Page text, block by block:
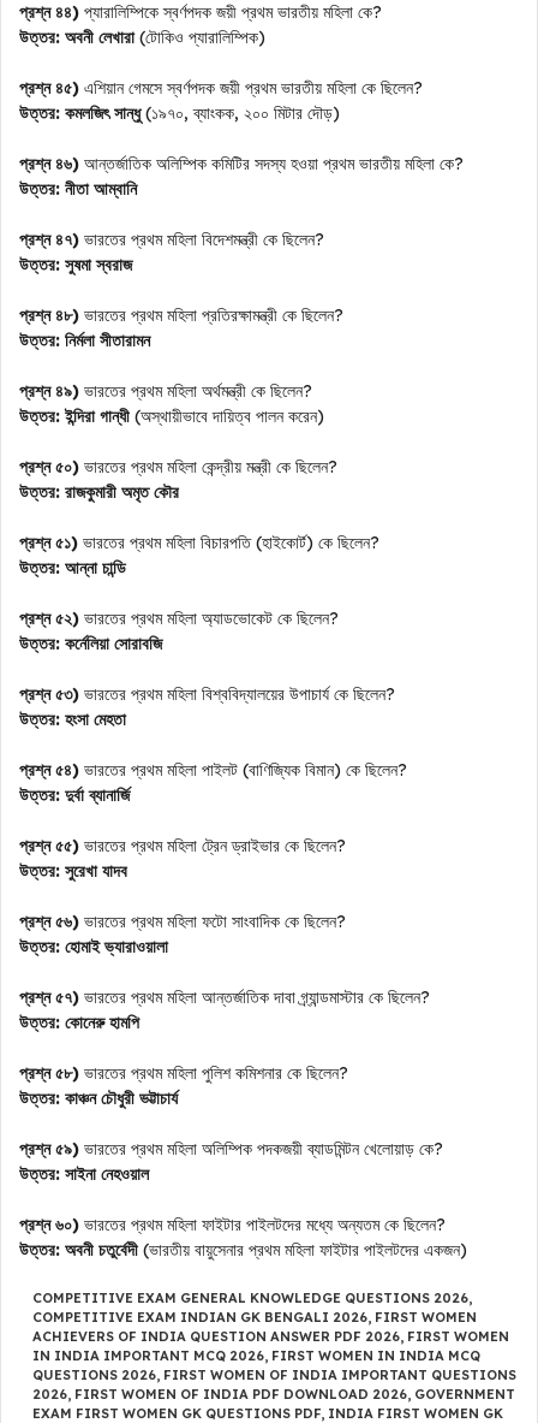
প্রশ্ন ৪৪) প্যারালিম্পিকে স্বর্ণপদক জয়ী প্রথম ভারতীয় মহিলা কে?
উত্তর: অবনী লেখারা(টোকিও প্যারালিম্পিক)
প্রশ্ন ৪৫) এশিয়ান গেমসে স্বর্ণপদক জয়ী প্রথম ভারতীয় মহিলা কে ছিলেন?
উত্তর: কমলজিৎ সান্ধু(১৯৭০, ব্যাংকক, ২০০ মিটার দৌড়)
প্রশ্ন ৪৬) আন্তর্জাতিক অলিম্পিক কমিটির সদস্য হওয়া প্রথম ভারতীয় মহিলা কে?
উত্তর: নীতা আম্বানি
প্রশ্ন ৪৭) ভারতের প্রথম মহিলা বিদেশমন্ত্রী কে ছিলেন?
উত্তর: সুষমা স্বরাজ
প্রশ্ন ৪৮) ভারতের প্রথম মহিলা প্রতিরক্ষামন্ত্রী কে ছিলেন?
উত্তর: নির্মলা সীতারামন
প্রশ্ন ৪৯) ভারতের প্রথম মহিলা অর্থমন্ত্রী কে ছিলেন?
উত্তর: ইন্দিরা গান্ধী (অস্থায়ীভাবে দায়িত্ব পালন করেন)
প্রশ্ন ৫০) ভারতের প্রথম মহিলা কেন্দ্রীয় মন্ত্রী কে ছিলেন?
উত্তর: রাজকুমারী অমৃত কৌর
প্রশ্ন ৫১) ভারতের প্রথম মহিলা বিচারপতি (হাইকোর্ট) কে ছিলেন?
উত্তর: আন্না চান্ডি
প্রশ্ন ৫২) ভারতের প্রথম মহিলা অ্যাডভোকেট কে ছিলেন?
উত্তর: কর্নেলিয়া সোরাবজি
প্রশ্ন ৫৩) ভারতের প্রথম মহিলা বিশ্ববিদ্যালয়ের উপাচার্য কে ছিলেন?
উত্তর: হংসা মেহতা
প্রশ্ন ৫৪) ভারতের প্রথম মহিলা পাইলট (বাণিজ্যিক বিমান) কে ছিলেন?
উত্তর: দুর্বা ব্যানার্জি
প্রশ্ন ৫৫) ভারতের প্রথম মহিলা ট্রেন ড্রাইভার কে ছিলেন?
উত্তর: সুরেখা যাদব
প্রশ্ন ৫৬) ভারতের প্রথম মহিলা ফটো সাংবাদিক কে ছিলেন?
উত্তর: হোমাই ভ্যারাওয়ালা
প্রশ্ন ৫৭) ভারতের প্রথম মহিলা আন্তর্জাতিক দাবা গ্র্যান্ডমাস্টার কে ছিলেন?
উত্তর: কোনেরু হামপি
প্রশ্ন ৫৮) ভারতের প্রথম মহিলা পুলিশ কমিশনার কে ছিলেন?
উত্তর: কাঞ্চন চৌধুরী ভট্টাচার্য
প্রশ্ন ৫৯) ভারতের প্রথম মহিলা অলিম্পিক পদকজয়ী ব্যাডমিন্টন খেলোয়াড় কে?
উত্তর: সাইনা নেহওয়াল
প্রশ্ন ৬০) ভারতের প্রথম মহিলা ফাইটার পাইলটদের মধ্যে অন্যতম কে ছিলেন?
উত্তর: অবনী চতুর্বেদী (ভারতীয় বায়ুসেনার প্রথম মহিলা ফাইটার পাইলটদের একজন)
COMPETITIVE EXAM GENERAL KNOWLEDGE QUESTIONS 2026,
COMPETITIVE EXAM INDIAN GK BENGALI 2026, FIRST WOMEN
ACHIEVERS OF INDIA QUESTION ANSWER PDF 2026, FIRST WOMEN
IN INDIA IMPORTANT MCQ 2026, FIRST WOMEN IN INDIA MCQ
QUESTIONS 2026, FIRST WOMEN OF INDIA IMPORTANT QUESTIONS
2026, FIRST WOMEN OF INDIA PDF DOWNLOAD 2026, GOVERNMENT
EXAM FIRST WOMEN GK QUESTIONS PDF, INDIA FIRST WOMEN GK